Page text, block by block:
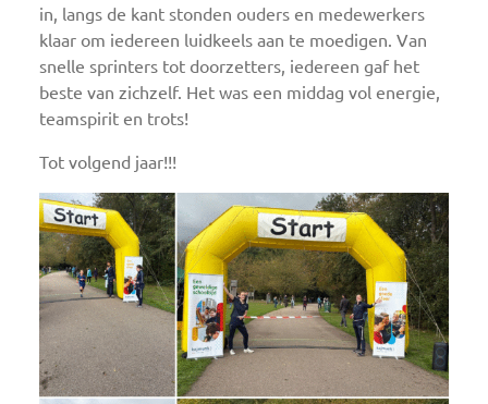
in, langs de kant stonden ouders en medewerkers
klaar om iedereen luidkeels aan te moedigen. Van
snelle sprinters tot doorzetters, iedereen gaf het
beste van zichzelf. Het was een middag vol energie,
teamspirit en trots!
Tot volgend jaar!!!